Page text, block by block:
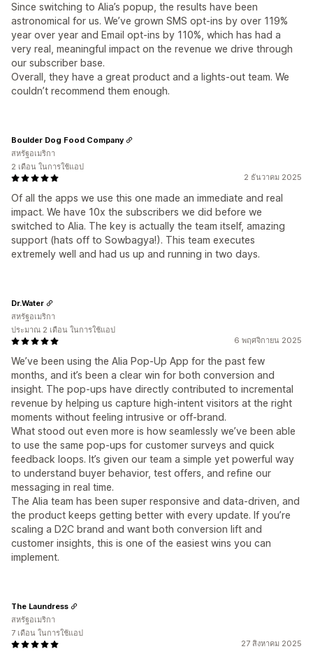
Since switching to Alia’s popup, the results have been
astronomical for us. We’ve grown SMS opt-ins by over 119%
year over year and Email opt-ins by 110%, which has had a
very real, meaningful impact on the revenue we drive through
our subscriber base.
Overall, they have a great product and a lights-out team. We
couldn’t recommend them enough.
2 ธันวาคม 2025
Of all the apps we use this one made an immediate and real
impact. We have 10x the subscribers we did before we
switched to Alia. The key is actually the team itself, amazing
support (hats off to Sowbagya!). This team executes
extremely well and had us up and running in two days.
Boulder Dog Food Company
สหรัฐอเมริกา
2 เดือน ในการใช้แอป
6 พฤศจิกายน 2025
We’ve been using the Alia Pop-Up App for the past few
months, and it’s been a clear win for both conversion and
insight. The pop-ups have directly contributed to incremental
revenue by helping us capture high-intent visitors at the right
moments without feeling intrusive or off-brand.
What stood out even more is how seamlessly we’ve been able
to use the same pop-ups for customer surveys and quick
feedback loops. It’s given our team a simple yet powerful way
to understand buyer behavior, test offers, and refine our
messaging in real time.
The Alia team has been super responsive and data-driven, and
the product keeps getting better with every update. If you’re
scaling a D2C brand and want both conversion lift and
customer insights, this is one of the easiest wins you can
implement.
Dr.Water
สหรัฐอเมริกา
ประมาณ 2 เดือน ในการใช้แอป
27 สิงหาคม 2025
The Laundress
สหรัฐอเมริกา
7 เดือน ในการใช้แอป